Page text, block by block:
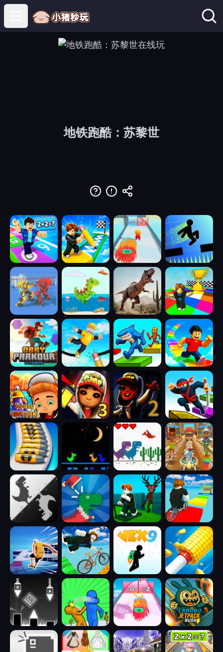
Open main menu
地铁跑酷：苏黎世